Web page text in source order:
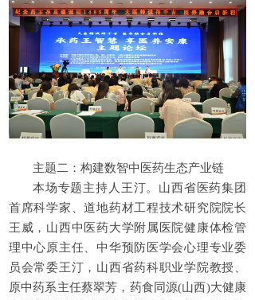
主题二：构建数智中医药生态产业链
本场专题主持人王汀。山西省医药集团
首席科学家、道地药材工程技术研究院院长
王威，山西中医药大学附属医院健康体检管
理中心原主任、中华预防医学会心理专业委
员会常委王汀，山西省药科职业学院教授、
原中药系主任蔡翠芳，药食同源(山西)大健康